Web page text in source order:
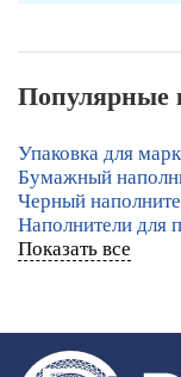
Популярные
Упаковка для
Бумажный
Черный
Наполнители для
Показать все